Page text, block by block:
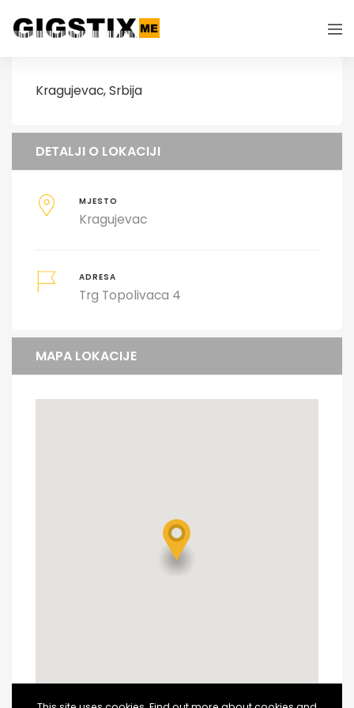
Kragujevac, Srbija
DETALJI O LOKACIJI
MJESTO
Kragujevac
ADRESA
Trg Topolivaca 4
MAPA LOKACIJE